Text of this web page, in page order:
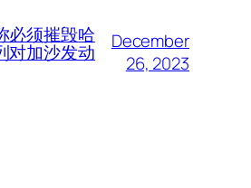
必须摧毁哈
对加沙发动
December
26, 2023